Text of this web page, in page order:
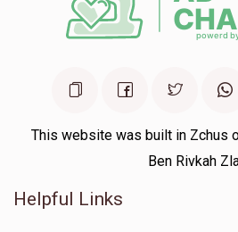
This website was built in Zchus
Ben Rivkah
Helpful Links